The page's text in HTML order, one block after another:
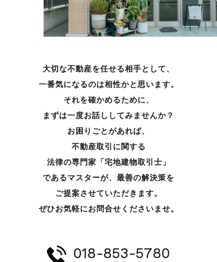
大切な不動産を任せる相手として、
一番気になるのは相性かと思います。
それを確かめるために、
まずは一度お話ししてみませんか？
お困りごとがあれば、
不動産取引に関する
法律の専門家「宅地建物取引士」
であるマスターが、 最善の解決策を
ご提案させていただきます。
ぜひお気軽にお問合せくださいませ。
018-853-5780